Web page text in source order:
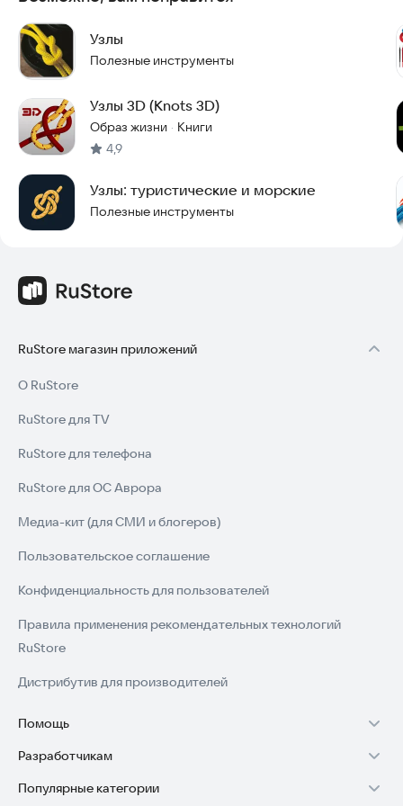
новые навыки уже сегодня!
Узлы
Полезные инструменты
Узлы 3D (Knots 3D)
Образ жизни · Книги
4,9
Узлы: туристические и морские
Полезные инструменты
RuStore магазин приложений
О RuStore
RuStore для TV
RuStore для телефона
RuStore для ОС Аврора
Медиа-кит (для СМИ и блогеров)
Пользовательское соглашение
Конфиденциальность для пользователей
Правила применения рекомендательных технологий
RuStore
Дистрибутив для производителей
Помощь
Установка RuStore на TV
Установка RuStore на телефон
Разработчикам
Зарабатывать с RuStore
Популярные категории